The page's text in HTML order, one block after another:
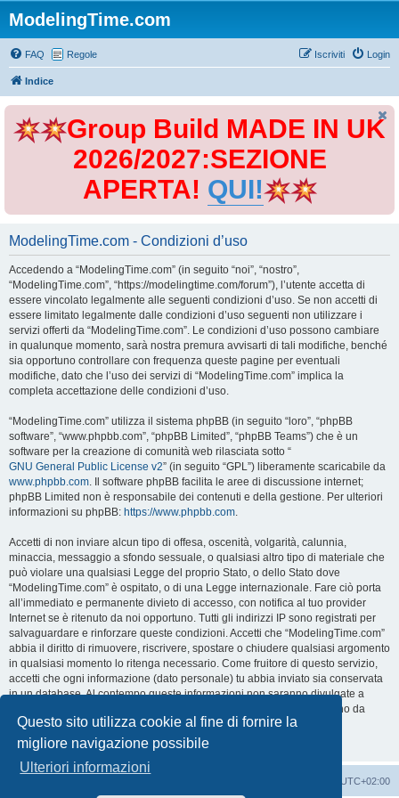
Questo sito utilizza cookie al fine di fornire la
migliore navigazione possibile
Ulteriori informazioni
ModelingTime.com
FAQ Regole Login
Iscriviti
Indice
Group Build MADE IN UK
2026/2027:SEZIONE
APERTA! QUI!
ModelingTime.com - Condizioni d’uso
Accedendo a “ModelingTime.com” (in seguito “noi”, “nostro”,
“ModelingTime.com”, “https://modelingtime.com/forum”), l’utente accetta di
essere vincolato legalmente alle seguenti condizioni d’uso. Se non accetti di
essere limitato legalmente dalle condizioni d’uso seguenti non utilizzare i
servizi offerti da “ModelingTime.com”. Le condizioni d’uso possono cambiare
in qualunque momento, sarà nostra premura avvisarti di tali modifiche, benché
sia opportuno controllare con frequenza queste pagine per eventuali
modifiche, dato che l’uso dei servizi di “ModelingTime.com” implica la
completa accettazione delle condizioni d’uso.
“ModelingTime.com” utilizza il sistema phpBB (in seguito “loro”, “phpBB
software”, “www.phpbb.com”, “phpBB Limited”, “phpBB Teams”) che è un
software per la creazione di comunità web rilasciata sotto “
GNU General Public License v2” (in seguito “GPL”) liberamente scaricabile da
www.phpbb.com. Il software phpBB facilita le aree di discussione internet;
phpBB Limited non è responsabile dei contenuti e della gestione. Per ulteriori
informazioni su phpBB: https://www.phpbb.com.
Accetti di non inviare alcun tipo di offesa, oscenità, volgarità, calunnia,
minaccia, messaggio a sfondo sessuale, o qualsiasi altro tipo di materiale che
può violare una qualsiasi Legge del proprio Stato, o dello Stato dove
“ModelingTime.com” è ospitato, o di una Legge internazionale. Fare ciò porta
all’immediato e permanente divieto di accesso, con notifica al tuo provider
Internet se è ritenuto da noi opportuno. Tutti gli indirizzi IP sono registrati per
salvaguardare e rinforzare queste condizioni. Accetti che “ModelingTime.com”
abbia il diritto di rimuovere, riscrivere, spostare o chiudere qualsiasi argomento
in qualsiasi momento lo ritenga necessario. Come fruitore di questo servizio,
accetti che ogni informazione (dato personale) tu abbia inviato sia conservata
in un database. Al contempo queste informazioni non saranno divulgate a
nessuno senza il tuo consenso, né “ModelingTime.com” o phpBB sono da
ritenersi responsabili per qualsiasi violazione al sistema che possa
compromettere queste informazioni.
UTC+02:00